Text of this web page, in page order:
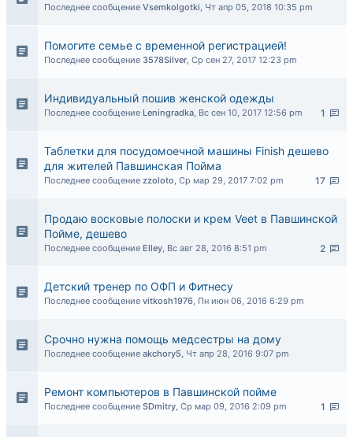
Последнее сообщение Vsemkolgotki, Чт апр 05, 2018 10:35 pm
Помогите семье с временной регистрацией!
Последнее сообщение 3578Silver, Ср сен 27, 2017 12:23 pm
Индивидуальный пошив женской одежды
1
Последнее сообщение Leningradka, Вс сен 10, 2017 12:56 pm
Таблетки для посудомоечной машины Finish дешево
для жителей Павшинская Пойма
17
Последнее сообщение zzoloto, Ср мар 29, 2017 7:02 pm
Продаю восковые полоски и крем Veet в Павшинской
Пойме, дешево
2
Последнее сообщение Elley, Вс авг 28, 2016 8:51 pm
Детский тренер по ОФП и Фитнесу
Последнее сообщение vitkosh1976, Пн июн 06, 2016 6:29 pm
Срочно нужна помощь медсестры на дому
Последнее сообщение akchory5, Чт апр 28, 2016 9:07 pm
Ремонт компьютеров в Павшинской пойме
1
Последнее сообщение SDmitry, Ср мар 09, 2016 2:09 pm